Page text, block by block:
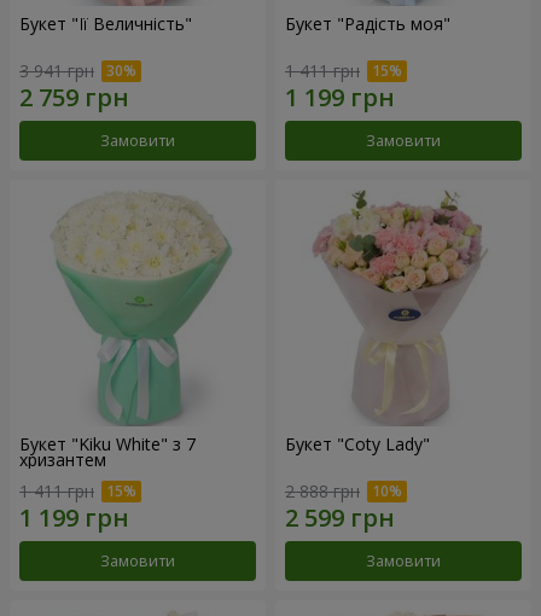
Букет "Її Величність"
3 941 грн
Замовити
Букет "Радість моя"
1 411 грн
Замовити
Букет "Kiku White" з 7
хризантем
1 411 грн
Замовити
Букет "Coty Lady"
2 888 грн
Замовити